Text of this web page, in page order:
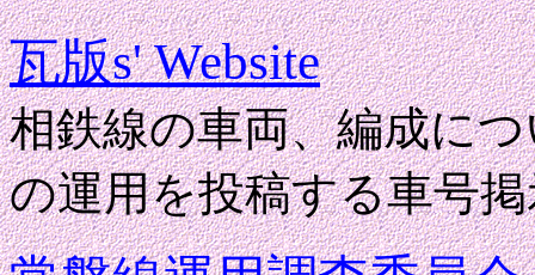
瓦版s' Website
相鉄線の車両、編成に
の運用を投稿する車号